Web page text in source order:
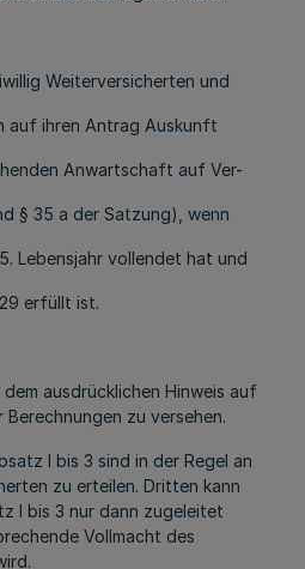
Weiterversicherten und
auf ihren Antrag Auskunft
Anwartschaft auf Ver-
§ 35 a der Satzung), wenn
Lebensjahr vollendet hat und
erfüllt ist.
ausdrücklichen Hinweis auf
zu versehen.
l bis 3 sind in der Regel an
zu erteilen. Dritten kann
l bis 3 nur dann zugeleitet
Vollmacht des